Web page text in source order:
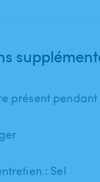
présent
: Sel